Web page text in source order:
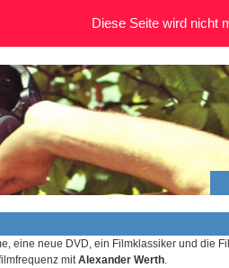
eine neue DVD, ein Filmklassiker und die
mit Alexander Werth
Diese Seite wird nicht